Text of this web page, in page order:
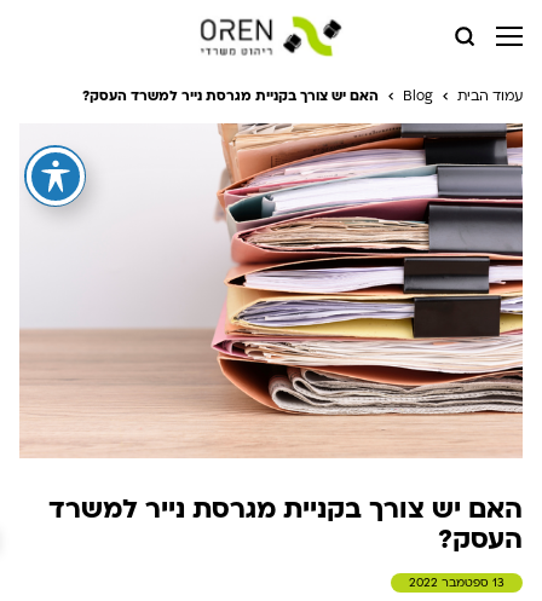
עמוד הבית Blog האם יש צורך בקניית מגרסת נייר למשרד העסק?
האם יש צורך בקניית מגרסת נייר למשרד
העסק?
13 ספטמבר 2022